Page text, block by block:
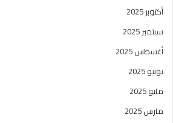
أكتوبر 2025
سبتمبر 2025
أغسطس 2025
يونيو 2025
مايو 2025
مارس 2025